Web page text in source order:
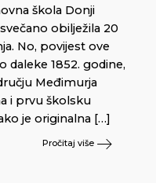
škola Donji
obilježila 20
No, povijest ove
daleke 1852. godine,
Međimurja
i prvu školsku
je originalna […]
Pročitaj više